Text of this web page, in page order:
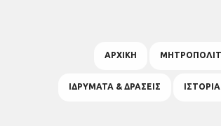
ΑΡΧΙΚΗ
ΙΔΡΥΜΑΤΑ & ΔΡΑΣΕΙΣ